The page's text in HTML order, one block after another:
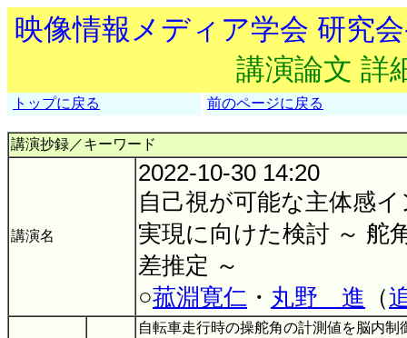
映像情報メディア学会 研究
講演論文 詳
トップに戻る 前のページに戻る
講演抄録／キーワード
講演名
2022-10-30 14:20
自己視が可能な主体感
実現に向けた検討 ～ 舵
差推定 ～
○菰淵寛仁 ・ 丸野 進 （
自転車走行時の操舵角の計測値を脳内